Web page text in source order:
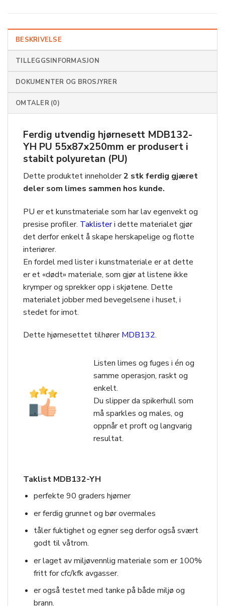
BESKRIVELSE
TILLEGGSINFORMASJON
DOKUMENTER OG BROSJYRER
OMTALER (0)
Ferdig utvendig hjørnesett MDB132-
YH PU 55x87x250mm er produsert i
stabilt polyuretan (PU)
Dette produktet inneholder2 stk ferdig gjæret
deler som limes sammen hos kunde.
PU er et kunstmateriale som har lav egenvekt og
presise profiler. Taklisteri dette materialet gjør
det derfor enkelt å skape herskapelige og flotte
interiører.
En fordel med lister i kunstmateriale er at dette
er et «dødt» materiale, som gjør at listene ikke
krymper og sprekker opp i skjøtene. Dette
materialet jobber med bevegelsene i huset, i
stedet for imot.
Dette hjørnesettet tilhørerMDB132.
Listen limes og fuges i én og
samme operasjon, raskt og
enkelt.
Du slipper da spikerhull som
må sparkles og males, og
oppnår et proft og langvarig
resultat.
Taklist MDB132-YH
perfekte 90 graders hjørner
er ferdig grunnet og bør overmales
tåler fuktighet og egner seg derfor også svært
godt til våtrom.
er laget av miljøvennlig materiale som er 100%
fritt for cfc/kfk avgasser.
er også testet med tanke på både miljø og
brann.